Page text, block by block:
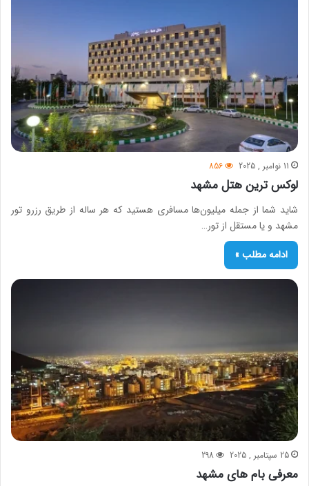
11 نوامبر , 2025 856
لوکس‌ ترین هتل‌ مشهد
شاید شما از جمله میلیون‌ها مسافری هستید که هر ساله از طریق رزرو تور
مشهد و یا مستقل از تور…
ادامه مطلب »
25 سپتامبر , 2025 298
معرفی بام های مشهد